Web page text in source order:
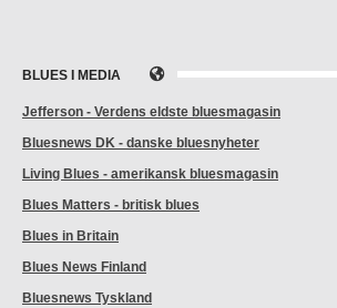
BLUES I MEDIA
Jefferson - Verdens eldste bluesmagasin
Bluesnews DK - danske bluesnyheter
Living Blues - amerikansk bluesmagasin
Blues Matters - britisk blues
Blues in Britain
Blues News Finland
Bluesnews Tyskland